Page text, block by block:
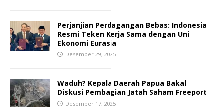
Perjanjian Perdagangan Bebas: Indonesia
Resmi Teken Kerja Sama dengan Uni
Ekonomi Eurasia
Desember 29, 2025
Waduh? Kepala Daerah Papua Bakal
Diskusi Pembagian Jatah Saham Freeport
Desember 17, 2025